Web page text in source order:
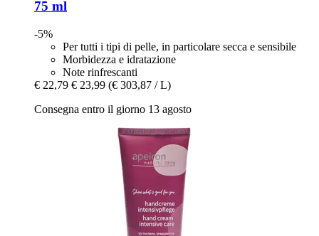
75 ml
-5%
Per tutti i tipi di pelle, in particolare secca e sensibile
Morbidezza e idratazione
Note rinfrescanti
€ 22,79 € 23,99 (€ 303,87 / L)
Consegna entro il giorno 13 agosto